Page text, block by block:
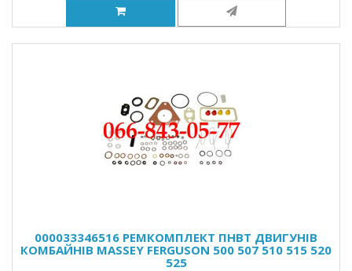
000033346516 РЕМКОМПЛЕКТ ПНВТ ДВИГУНІВ
КОМБАЙНІВ MASSEY FERGUSON 500 507 510 515 520
525